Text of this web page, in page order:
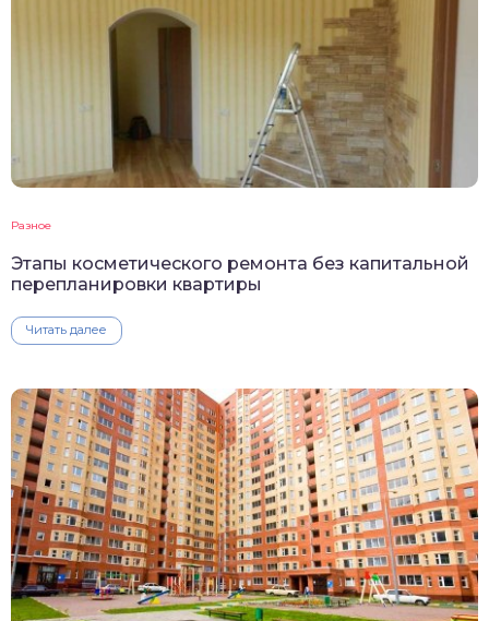
Разное
Этапы косметического ремонта без капитальной
перепланировки квартиры
Читать далее